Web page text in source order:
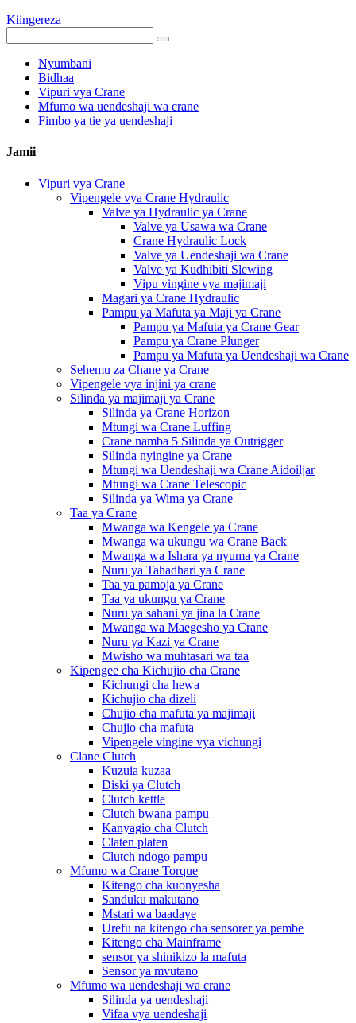
Kiingereza
Nyumbani
Bidhaa
Vipuri vya Crane
Mfumo wa uendeshaji wa crane
Fimbo ya tie ya uendeshaji
Jamii
Vipuri vya Crane
Vipengele vya Crane Hydraulic
Valve ya Hydraulic ya Crane
Valve ya Usawa wa Crane
Crane Hydraulic Lock
Valve ya Uendeshaji wa Crane
Valve ya Kudhibiti Slewing
Vipu vingine vya majimaji
Magari ya Crane Hydraulic
Pampu ya Mafuta ya Maji ya Crane
Pampu ya Mafuta ya Crane Gear
Pampu ya Crane Plunger
Pampu ya Mafuta ya Uendeshaji wa Crane
Sehemu za Chane ya Crane
Vipengele vya injini ya crane
Silinda ya majimaji ya Crane
Silinda ya Crane Horizon
Mtungi wa Crane Luffing
Crane namba 5 Silinda ya Outrigger
Silinda nyingine ya Crane
Mtungi wa Uendeshaji wa Crane Aidoiljar
Mtungi wa Crane Telescopic
Silinda ya Wima ya Crane
Taa ya Crane
Mwanga wa Kengele ya Crane
Mwanga wa ukungu wa Crane Back
Mwanga wa Ishara ya nyuma ya Crane
Nuru ya Tahadhari ya Crane
Taa ya pamoja ya Crane
Taa ya ukungu ya Crane
Nuru ya sahani ya jina la Crane
Mwanga wa Maegesho ya Crane
Nuru ya Kazi ya Crane
Mwisho wa muhtasari wa taa
Kipengee cha Kichujio cha Crane
Kichungi cha hewa
Kichujio cha dizeli
Chujio cha mafuta ya majimaji
Chujio cha mafuta
Vipengele vingine vya vichungi
Clane Clutch
Kuzuia kuzaa
Diski ya Clutch
Clutch kettle
Clutch bwana pampu
Kanyagio cha Clutch
Claten platen
Clutch ndogo pampu
Mfumo wa Crane Torque
Kitengo cha kuonyesha
Sanduku makutano
Mstari wa baadaye
Urefu na kitengo cha sensorer ya pembe
Kitengo cha Mainframe
sensor ya shinikizo la mafuta
Sensor ya mvutano
Mfumo wa uendeshaji wa crane
Silinda ya uendeshaji
Vifaa vya uendeshaji